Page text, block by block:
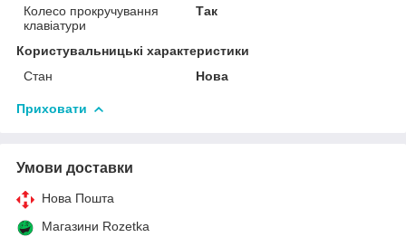
Колесо прокручування
клавіатури
Так
Користувальницькі характеристики
Стан
Нова
Приховати
Умови доставки
Нова Пошта
Магазини Rozetka